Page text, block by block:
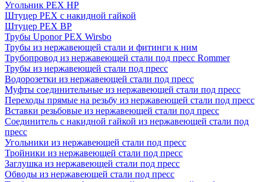
Угольник PEX НР
Штуцер PEX c накидной гайкой
Штуцер PEX ВР
Трубы Uponor PEX Wirsbo
Трубы из нержавеющей стали и фитинги к ним
Трубопровод из нержавеющей стали под пресс Rommer
Трубы из нержавеющей стали под пресс
Водорозетки из нержавеющей стали под пресс
Муфты соединительные из нержавеющей стали под пресс
Переходы прямые на резьбу из нержавеющей стали под пресс
Вставки резьбовые из нержавеющей стали под пресс
Соединитель с накидной гайкой из нержавеющей стали под
пресс
Угольники из нержавеющей стали под пресс
Тройники из нержавеющей стали под пресс
Заглушка из нержавеющей стали под пресс
Обводы из нержавеющей стали под пресс